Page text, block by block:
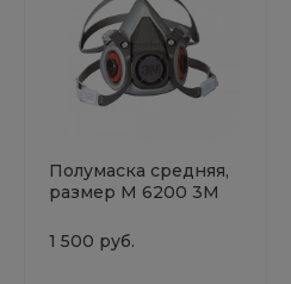
Полумаска средняя,
размер М 6200 3М
1 500 руб.